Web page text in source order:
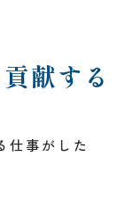
献する
仕事がした